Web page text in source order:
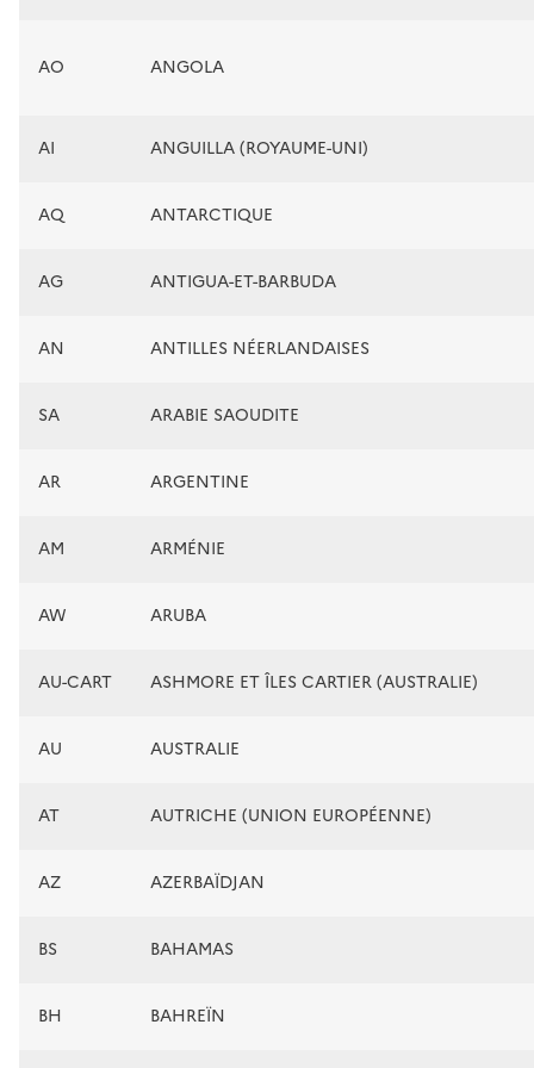
AO ANGOLA
AI ANGUILLA (ROYAUME-UNI)
AQ ANTARCTIQUE
AG ANTIGUA-ET-BARBUDA
AN ANTILLES NÉERLANDAISES
SA ARABIE SAOUDITE
AR ARGENTINE
AM ARMÉNIE
AW ARUBA
AU-CART ASHMORE ET ÎLES CARTIER (AUSTRALIE)
AU AUSTRALIE
AT AUTRICHE (UNION EUROPÉENNE)
AZ AZERBAÏDJAN
BS BAHAMAS
BH BAHREÏN